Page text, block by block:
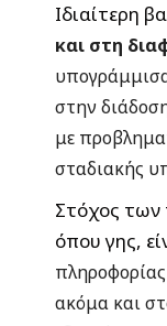
Ιδιαίτερη
και στη
στην
με
σταδιακής
Στόχος των
όπου γης,
ακόμα και